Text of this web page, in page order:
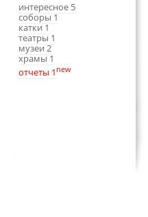
интересное 5
соборы 1
катки 1
театры 1
музеи 2
храмы 1
отчеты 1 new